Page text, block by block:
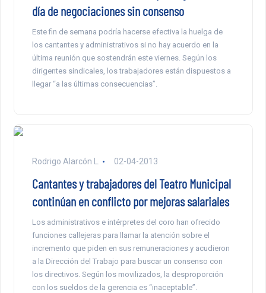
día de negociaciones sin consenso
Este fin de semana podría hacerse efectiva la huelga de
los cantantes y administrativos si no hay acuerdo en la
última reunión que sostendrán este viernes. Según los
dirigentes sindicales, los trabajadores están dispuestos a
llegar “a las últimas consecuencias”.
Rodrigo Alarcón L. 02-04-2013
Cantantes y trabajadores del Teatro Municipal
continúan en conflicto por mejoras salariales
Los administrativos e intérpretes del coro han ofrecido
funciones callejeras para llamar la atención sobre el
incremento que piden en sus remuneraciones y acudieron
a la Dirección del Trabajo para buscar un consenso con
los directivos. Según los movilizados, la desproporción
con los sueldos de la gerencia es “inaceptable”.